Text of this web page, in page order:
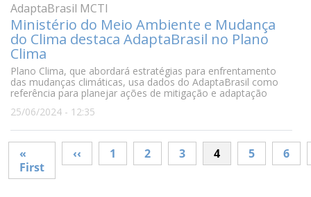
AdaptaBrasil MCTI
Ministério do Meio Ambiente e Mudança
do Clima destaca AdaptaBrasil no Plano
Clima
Plano Clima, que abordará estratégias para enfrentamento
das mudanças climáticas, usa dados do AdaptaBrasil como
referência para planejar ações de mitigação e adaptação
25/06/2024 - 12:35
Paginação
«
FirstPrimeira página
‹‹ Página anterior
1 2 3 4 5 6